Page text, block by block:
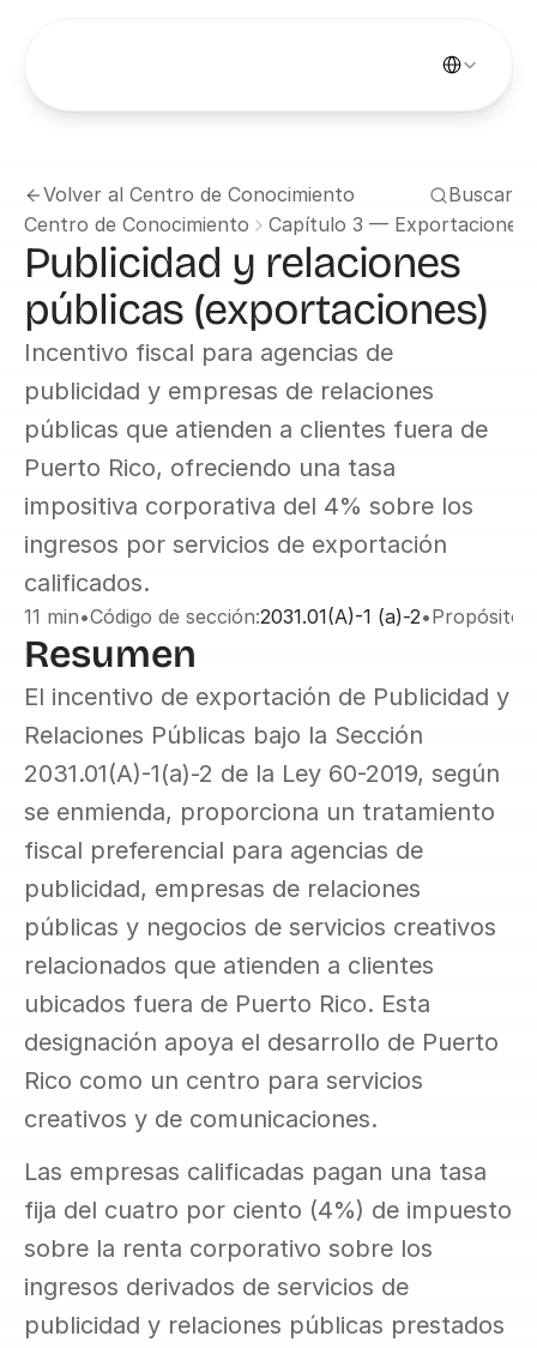
Volver al Centro de Conocimiento
Buscar
Centro de Conocimiento
Capítulo 3 — Exportaciones
Publicidad y relaciones
públicas (exportaciones)
Incentivo fiscal para agencias de
publicidad y empresas de relaciones
públicas que atienden a clientes fuera de
Puerto Rico, ofreciendo una tasa
impositiva corporativa del 4% sobre los
ingresos por servicios de exportación
calificados.
11 min•Código de sección:2031.01(A)-1 (a)-2•Propósito:
Resumen
El incentivo de exportación de Publicidad y
Relaciones Públicas bajo la Sección
2031.01(A)-1(a)-2 de la Ley 60-2019, según
se enmienda, proporciona un tratamiento
fiscal preferencial para agencias de
publicidad, empresas de relaciones
públicas y negocios de servicios creativos
relacionados que atienden a clientes
ubicados fuera de Puerto Rico. Esta
designación apoya el desarrollo de Puerto
Rico como un centro para servicios
creativos y de comunicaciones.
Las empresas calificadas pagan una tasa
fija del cuatro por ciento (4%) de impuesto
sobre la renta corporativo sobre los
ingresos derivados de servicios de
publicidad y relaciones públicas prestados